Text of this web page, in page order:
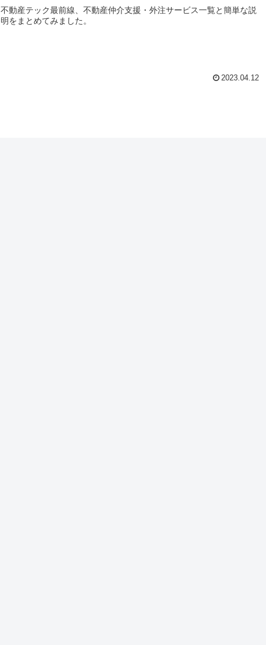
不動産テック最前線、不動産仲介支援・外注サービス一覧と簡単な説
明をまとめてみました。
2023.04.12